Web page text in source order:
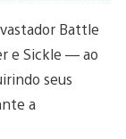
Battle
e Sickle — ao
seus
a